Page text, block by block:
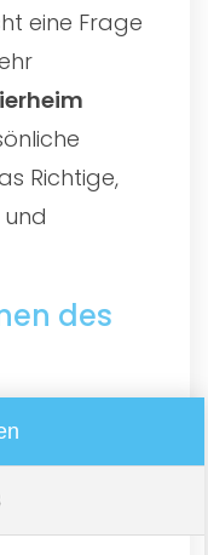
eine Frage
Richtige,
des